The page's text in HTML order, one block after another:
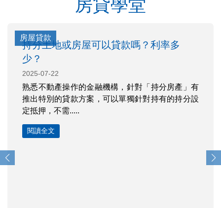
房貸學堂
房屋貸款